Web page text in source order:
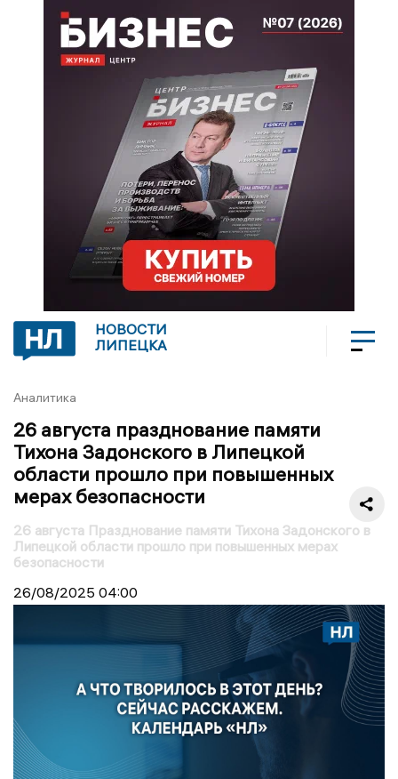
НОВОСТИ
ЛИПЕЦКА
Аналитика
26 августа празднование памяти
Тихона Задонского в Липецкой
области прошло при повышенных
мерах безопасности
26 августа Празднование памяти Тихона Задонского в
Липецкой области прошло при повышенных мерах
безопасности
26/08/2025 04:00